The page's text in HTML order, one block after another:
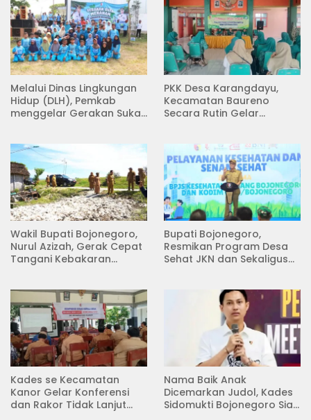
Melalui Dinas Lingkungan
Hidup (DLH), Pemkab
menggelar Gerakan Suka
PKK Desa Karangdayu,
Kecamatan Baureno
Secara Rutin Gelar
Wakil Bupati Bojonegoro,
Nurul Azizah, Gerak Cepat
Tangani Kebakaran
Bupati Bojonegoro,
Resmikan Program Desa
Sehat JKN dan Sekaligus
Kades se Kecamatan
Kanor Gelar Konferensi
dan Rakor Tidak Lanjut
Nama Baik Anak
Dicemarkan Judol, Kades
Sidomukti Bojonegoro Siap